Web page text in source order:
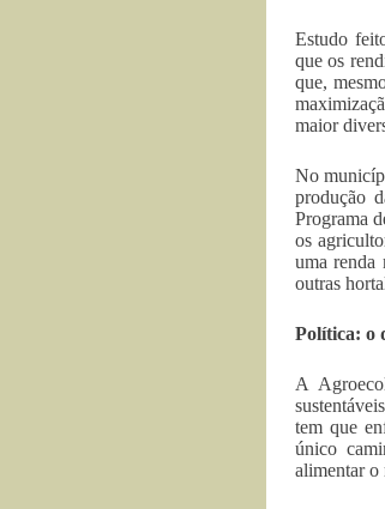
Estudo
que os
que,
maior
No
produção
Programa
os
uma renda
outras
Política: o
A
tem que
único
alimentar o